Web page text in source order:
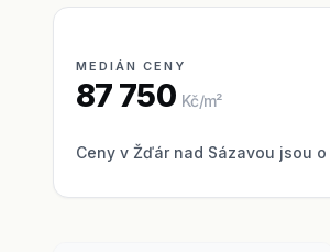
MEDIÁN CENY
87 750 Kč/m²
Ceny v Žďár nad Sázavou jsou o